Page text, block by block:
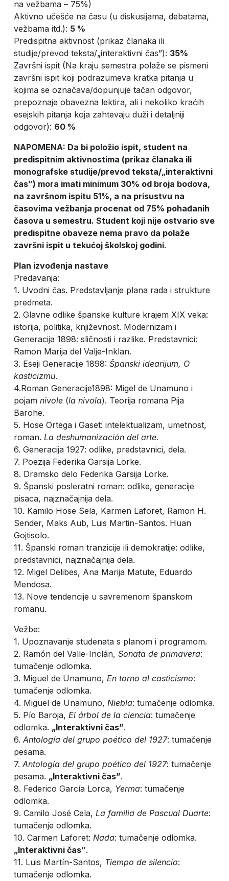
na vežbama – 75%)
Aktivno učešće na času (u diskusijama, debatama,
vežbama itd.): 5 %
Predispitna aktivnost (prikaz članaka ili
studije/prevod teksta/„interaktivni čas”): 35%
Završni ispit (Na kraju semestra polaže se pismeni
završni ispit koji podrazumeva kratka pitanja u
kojima se označava/dopunjuje tačan odgovor,
prepoznaje obavezna lektira, ali i nekoliko kraćih
esejskih pitanja koja zahtevaju duži i detaljniji
odgovor): 60 %
NAPOMENA: Da bi položio ispit, student na
predispitnim aktivnostima (prikaz članaka ili
monografske studije/prevod teksta/„interaktivni
čas”) mora imati minimum 30% od broja bodova,
na završnom ispitu 51%, a na prisustvu na
časovima vežbanja procenat od 75% pohađanih
časova u semestru. Student koji nije ostvario sve
predispitne obaveze nema pravo da polaže
završni ispit u tekućoj školskoj godini.
Plan izvođenja nastave
Predavanja:
1. Uvodni čas. Predstavljanje plana rada i strukture
predmeta.
2. Glavne odlike španske kulture krajem XIX veka:
istorija, politika, književnost. Modernizam i
Generacija 1898: sličnosti i razlike. Predstavnici:
Ramon Marija del Valje-Inklan.
3. Eseji Generacije 1898: Španski idearijum, O
kasticizmu.
4.Roman Generacije1898: Migel de Unamuno i
pojam nivole(la nivola). Teorija romana Pija
Barohe.
5. Hose Ortega i Gaset: intelektualizam, umetnost,
roman. La deshumanización del arte.
6. Generacija 1927: odlike, predstavnici, dela.
7. Poezija Federika Garsija Lorke.
8. Dramsko delo Federika Garsija Lorke.
9. Španski posleratni roman: odlike, generacije
pisaca, najznačajnija dela.
10. Kamilo Hose Sela, Karmen Laforet, Ramon H.
Sender, Maks Aub, Luis Martin-Santos. Huan
Gojtisolo.
11. Španski roman tranzicije ili demokratije: odlike,
predstavnici, najznačajnija dela.
12. Migel Delibes, Ana Marija Matute, Eduardo
Mendosa.
13. Nove tendencije u savremenom španskom
romanu.
Vežbe:
1. Upoznavanje studenata s planom i programom.
2. Ramón del Valle-Inclán, Sonata de primavera:
tumačenje odlomka.
3. Miguel de Unamuno, En torno al casticismo:
tumačenje odlomka.
4. Miguel de Unamuno, Niebla: tumačenje odlomka.
5. Pío Baroja, El árbol de la ciencia: tumačenje
odlomka. „Interaktivni čas”.
6. Antología del grupo poético del 1927: tumačenje
pesama.
7. Antología del grupo poético del 1927: tumačenje
pesama. „Interaktivni čas”.
8. Federico García Lorca, Yerma: tumačenje
odlomka.
9. Camilo José Cela, La familia de Pascual Duarte:
tumačenje odlomka.
10. Carmen Laforet: Nada: tumačenje odlomka.
„Interaktivni čas”.
11. Luis Martín-Santos, Tiempo de silencio:
tumačenje odlomka.